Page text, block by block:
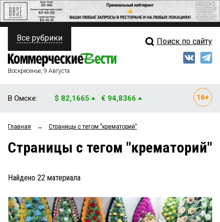
ПОЛИТИКА
ФИНАНСЫ
ОБЩЕСТВО
ЗАКОН
НОВОСТИ КОМПАНИЙ
ПРОИСШЕСТВИЯ
СТИЛЬ ЖИЗНИ
Свежий выпуск
Мнения
Рейтинги
Все рубрики Поиск по сайту
Воскресенье, 9 Августа
В Омске: $ 82,1665 € 94,8366
Главная → Страницы c тегом "крематорий"
Страницы c тегом "крематорий"
Найдено 22 материала